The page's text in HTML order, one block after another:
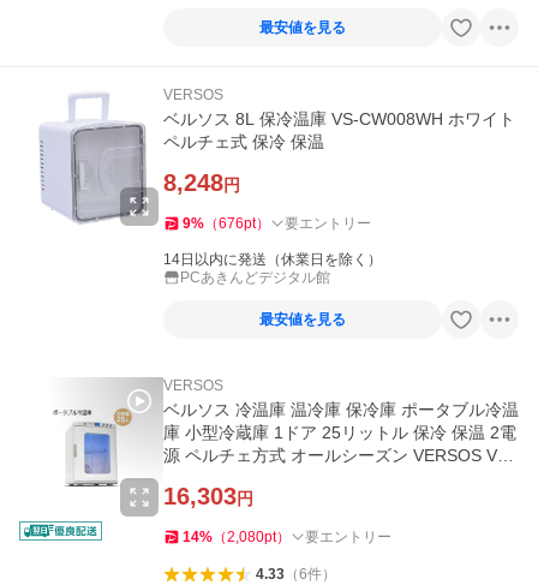
最安値を見る
VERSOS
ベルソス 8L 保冷温庫 VS-CW008WH ホワイト
ペルチェ式 保冷 保温
8,248円
9% （676pt） 要エントリー
14日以内に発送（休業日を除く）
PCあきんどデジタル館
最安値を見る
VERSOS
ベルソス 冷温庫 温冷庫 保冷庫 ポータブル冷温
庫 小型冷蔵庫 1ドア 25リットル 保冷 保温 2電
源 ペルチェ方式 オールシーズン VERSOS VS-
16,303円
14% （2,080pt） 要エントリー
4.33（6件）